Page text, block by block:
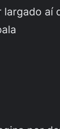
largado aí